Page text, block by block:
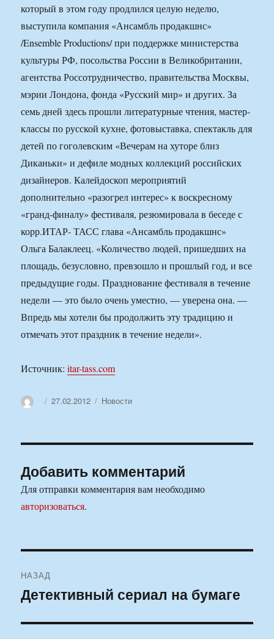
который в этом году продлился целую неделю,
выступила компания «Ансамбль продакшнс»
/Ensemble Productions/ при поддержке министерства
культуры РФ, посольства России в Великобритании,
агентства Россотрудничество, правительства Москвы,
мэрии Лондона, фонда «Русский мир» и других. За
семь дней здесь прошли литературные чтения, мастер-
классы по русской кухне, фотовыставка, спектакль для
детей по гоголевским «Вечерам на хуторе близ
Диканьки» и дефиле модных коллекций российских
дизайнеров. Калейдоскоп мероприятий
дополнительно «разогрел интерес» к воскресному
«гранд-финалу» фестиваля, резюмировала в беседе с
корр.ИТАР- ТАСС глава «Ансамбль продакшнс»
Ольга Балаклеец. «Количество людей, пришедших на
площадь, безусловно, превзошло и прошлый год, и все
предыдущие годы. Празднование фестиваля в течение
недели — это было очень уместно, — уверена она. —
Впредь мы хотели бы продолжить эту традицию и
отмечать этот праздник в течение недели».
Источник:itar-tass.com
АвторОпубликовано
27.02.2012 Рубрики
Новости
Добавить комментарий
Для отправки комментария вам необходимо
авторизоваться.
по
НАЗАД
Предыдущая
Детективный сериал на бумаге